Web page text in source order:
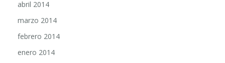
abril 2014
marzo 2014
febrero 2014
enero 2014